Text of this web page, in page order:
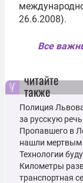
26.6.2008).
Все
читайте
также
Полиция
за русскую речь
Пропавшего в
нашли мертвым
Технологии
Километры
транспортная